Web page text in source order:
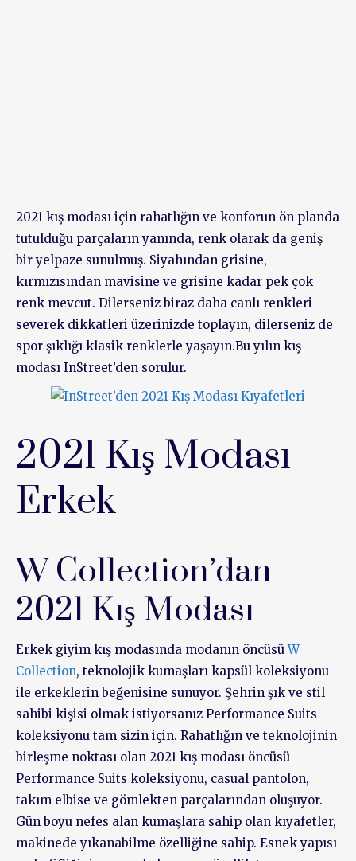
2021 kış modası için rahatlığın ve konforun ön planda
tutulduğu parçaların yanında, renk olarak da geniş
bir yelpaze sunulmuş. Siyahından grisine,
kırmızısından mavisine ve grisine kadar pek çok
renk mevcut. Dilerseniz biraz daha canlı renkleri
severek dikkatleri üzerinizde toplayın, dilerseniz de
spor şıklığı klasik renklerle yaşayın.Bu yılın kış
modası InStreet’den sorulur.
2021 Kış Modası
Erkek
W Collection’dan
2021 Kış Modası
Erkek giyim kış modasında modanın öncüsüW
Collection, teknolojik kumaşları kapsül koleksiyonu
ile erkeklerin beğenisine sunuyor. Şehrin şık ve stil
sahibi kişisi olmak istiyorsanız Performance Suits
koleksiyonu tam sizin için. Rahatlığın ve teknolojinin
birleşme noktası olan 2021 kış modası öncüsü
Performance Suits koleksiyonu, casual pantolon,
takım elbise ve gömlekten parçalarından oluşuyor.
Gün boyu nefes alan kumaşlara sahip olan kıyafetler,
makinede yıkanabilme özelliğine sahip. Esnek yapısı